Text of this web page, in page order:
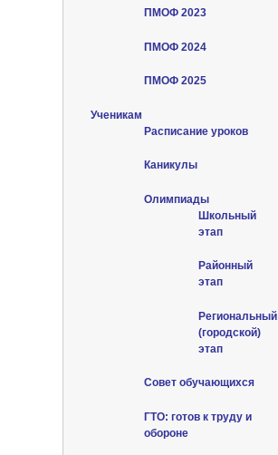
ПМОФ 2023
ПМОФ 2024
ПМОФ 2025
Ученикам
Расписание уроков
Каникулы
Олимпиады
Школьный
этап
Районный
этап
Региональный
(городской)
этап
Совет обучающихся
ГТО: готов к труду и
обороне